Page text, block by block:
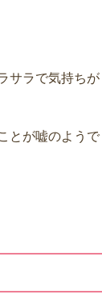
サラで気持ちが
とが嘘のようで